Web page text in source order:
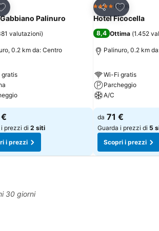
ai preferiti
Palinuro
valutazioni)
0.2 km da: Centro
gratis
prezzi di 2 siti
i prezzi
Condividi
Aggiungi ai
4 StelleHotel
Hotel Ficocella
8,4 Ottima (1.452
Palinuro, 0.2 km
Wi-Fi gratis
Parcheggio
A/C
da 71 €
Guarda i prezzi di 5
Scopri i prezzi
30 giorni